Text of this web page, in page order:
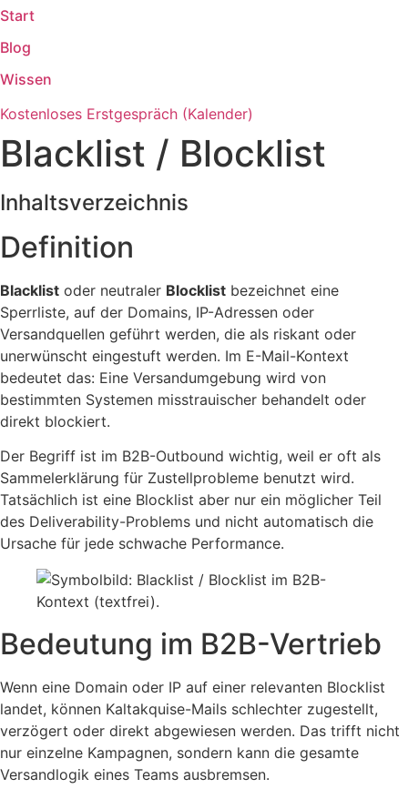
Zum
Inhalt
springen
Start
Blog
Wissen
Kostenloses Erstgespräch (Kalender)
Blacklist / Blocklist
Inhaltsverzeichnis
Definition
Blacklist oder neutraler Blocklist bezeichnet eine
Sperrliste, auf der Domains, IP-Adressen oder
Versandquellen geführt werden, die als riskant oder
unerwünscht eingestuft werden. Im E-Mail-Kontext
bedeutet das: Eine Versandumgebung wird von
bestimmten Systemen misstrauischer behandelt oder
direkt blockiert.
Der Begriff ist im B2B-Outbound wichtig, weil er oft als
Sammelerklärung für Zustellprobleme benutzt wird.
Tatsächlich ist eine Blocklist aber nur ein möglicher Teil
des Deliverability-Problems und nicht automatisch die
Ursache für jede schwache Performance.
Bedeutung im B2B-Vertrieb
Wenn eine Domain oder IP auf einer relevanten Blocklist
landet, können Kaltakquise-Mails schlechter zugestellt,
verzögert oder direkt abgewiesen werden. Das trifft nicht
nur einzelne Kampagnen, sondern kann die gesamte
Versandlogik eines Teams ausbremsen.